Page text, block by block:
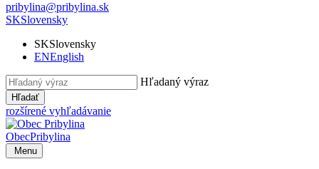
pribylina@pribylina.sk
SKSlovensky
SKSlovensky
ENEnglish
Hľadaný výraz
Hľadať
rozšírené vyhľadávanie
ObecPribylina
Menu